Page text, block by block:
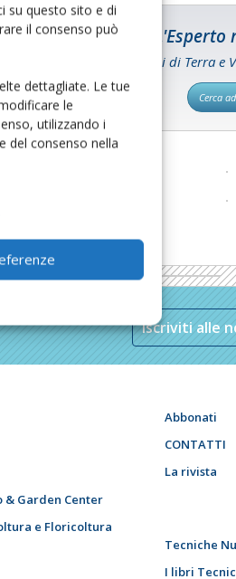
su questo sito e di
il consenso può
dettagliate. Le tue
le
utilizzando i
del consenso nella
I consigli di Terra
Cerca
Iscriviti alle
Garden Center
e Floricoltura
Abbonati
CONTATTI
La rivista
Tecniche
I libri